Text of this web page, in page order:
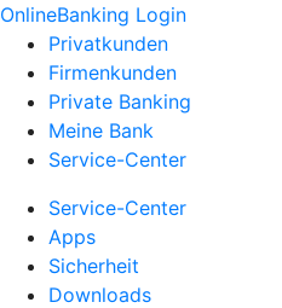
OnlineBanking Login
Privatkunden
Firmenkunden
Private Banking
Meine Bank
Service-Center
Service-Center
Apps
Sicherheit
Downloads